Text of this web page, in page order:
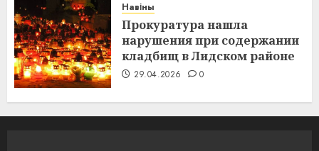
Навіны
Прокуратура нашла
нарушения при содержании
кладбищ в Лидском районе
29.04.2026 0